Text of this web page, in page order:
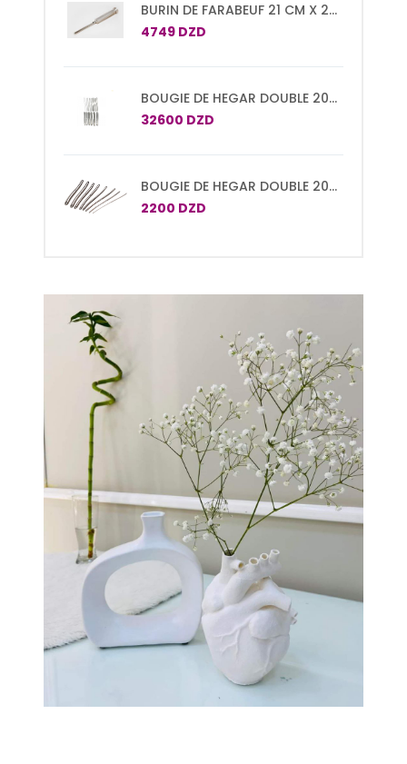
BURIN DE FARABEUF 21 CM X 20
MM
4749 DZD
BOUGIE DE HEGAR DOUBLE 20
CM SET DE 15 PCS N°1/2 A
32600 DZD
BOUGIE DE HEGAR DOUBLE 20
CM
2200 DZD